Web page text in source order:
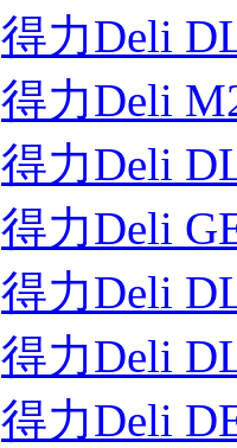
得力Deli
得力Deli
得力Deli
得力Deli
得力Deli
得力Deli
得力Deli